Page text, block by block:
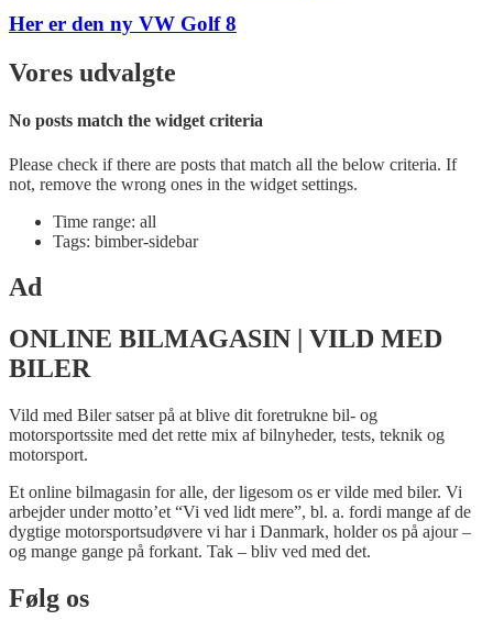
Her er den ny VW Golf 8
Vores udvalgte
No posts match the widget criteria
Please check if there are posts that match all the below criteria. If
not, remove the wrong ones in the widget settings.
Time range: all
Tags: bimber-sidebar
Ad
ONLINE BILMAGASIN | VILD MED
BILER
Vild med Biler satser på at blive dit foretrukne bil- og
motorsportssite med det rette mix af bilnyheder, tests, teknik og
motorsport.
Et online bilmagasin for alle, der ligesom os er vilde med biler. Vi
arbejder under motto’et “Vi ved lidt mere”, bl. a. fordi mange af de
dygtige motorsportsudøvere vi har i Danmark, holder os på ajour –
og mange gange på forkant. Tak – bliv ved med det.
Følg os